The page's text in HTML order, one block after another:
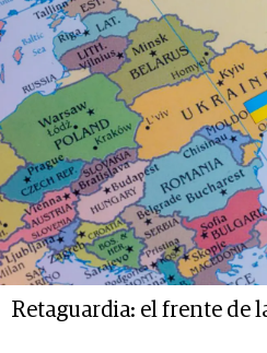
Retaguardia: el frente de